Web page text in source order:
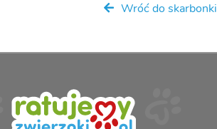
Wróć do skarbonki